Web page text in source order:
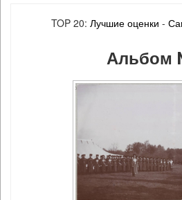
TOP 20: Лучшие оценки -
Альбом